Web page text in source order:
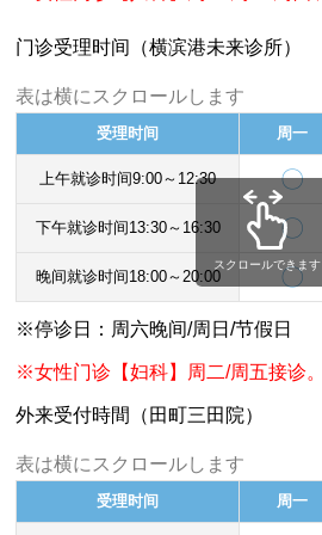
门诊受理时间（横滨港未来诊所）
表は横にスクロールします
受理时间 周一
上午就诊时间9:00～12:30 〇
下午就诊时间13:30～16:30 〇
晚间就诊时间18:00～20:00 〇
スクロールできます
※停诊日：周六晚间/周日/节假日
※女性门诊【妇科】周二/周五接诊。
外来受付時間（田町三田院）
表は横にスクロールします
受理时间 周一